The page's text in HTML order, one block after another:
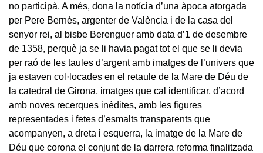
no participà. A més, dona la notícia d’una àpoca atorgada
per Pere Bernés, argenter de València i de la casa del
senyor rei, al bisbe Berenguer amb data d’1 de desembre
de 1358, perquè ja se li havia pagat tot el que se li devia
per raó de les taules d’argent amb imatges de l’univers que
ja estaven col·locades en el retaule de la Mare de Déu de
la catedral de Girona, imatges que cal identificar, d’acord
amb noves recerques inèdites, amb les figures
representades i fetes d’esmalts transparents que
acompanyen, a dreta i esquerra, la imatge de la Mare de
Déu que corona el conjunt de la darrera reforma finalitzada